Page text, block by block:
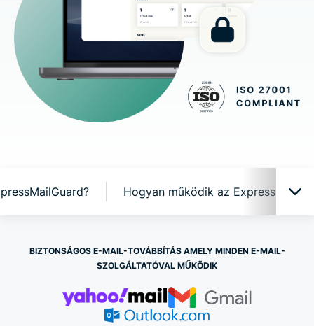
Hogyan működik az
ExpressMailGuard működés közben
Miért az ExpressMailGuard?
BIZTONSÁGOS E-MAIL-TOVÁBBÍTÁS AMELY MINDEN E-MAIL-
SZOLGÁLTATÓVAL MŰKÖDIK